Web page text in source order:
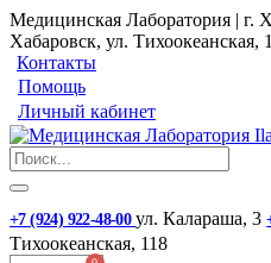
Медицинская Лаборатория | г.
Хабаровск, ул. ​Тихоокеанская,
Контакты
Помощь
Личный кабинет
+7 (924) 922-48-00 ул. ​Калараша, 3
Тихоокеанская, 118